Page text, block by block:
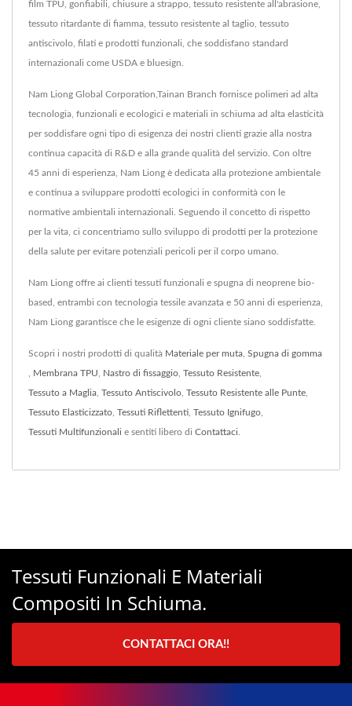
film TPU, gonfiabili, chiusure a strappo, tessuto resistente all'abrasione,
tessuto ritardante di fiamma, tessuto resistente al taglio, tessuto
antiscivolo, filati e prodotti funzionali, che soddisfano standard
internazionali come USDA e bluesign.
Nam Liong Global Corporation,Tainan Branch fornisce polimeri ad alta
tecnologia, funzionali e ecologici e materiali in schiuma ad alta elasticità
per soddisfare ogni tipo di esigenza dei nostri clienti grazie alla nostra
continua capacità di R&D e alla grande qualità del servizio. Con oltre
45 anni di esperienza, Nam Liong è dedicata alla protezione ambientale
e continua a sviluppare prodotti ecologici in conformità con le
normative ambientali internazionali. Seguendo il concetto di rispetto
per la vita, ci concentriamo sullo sviluppo di prodotti per la protezione
della salute per evitare potenziali pericoli per il corpo umano.
Nam Liong offre ai clienti tessuti funzionali e spugna di neoprene bio-
based, entrambi con tecnologia tessile avanzata e 50 anni di esperienza,
Nam Liong garantisce che le esigenze di ogni cliente siano soddisfatte.
Scopri i nostri prodotti di qualità Materiale per muta Spugna di gomma
Membrana TPU Nastro di fissaggio Tessuto Resistente
Tessuto a Maglia Tessuto Antiscivolo Tessuto Resistente alle Punte
Tessuto Elasticizzato Tessuti Riflettenti Tessuto Ignifugo
Tessuti Multifunzionali e sentiti libero di Contattaci
Tessuti Funzionali E Materiali
Compositi In Schiuma.
CONTATTACI ORA!!